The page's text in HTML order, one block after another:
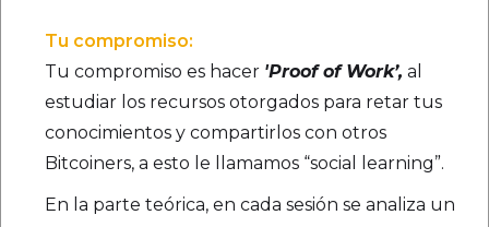
Tu compromiso:
Tu compromiso es hacer 'Proof of Work’, al
estudiar los recursos otorgados para retar tus
conocimientos y compartirlos con otros
Bitcoiners, a esto le llamamos “social learning”.
En la parte teórica, en cada sesión se analiza un